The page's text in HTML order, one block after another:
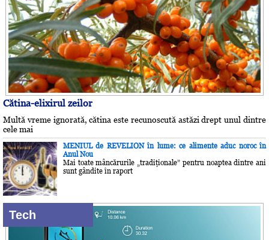
Cătina-elixirul zeilor
Multă vreme ignorată, cătina este recunoscută astăzi drept unul dintre
cele mai
MENIUL de REVELION în lume: ce alimente aduc noroc în
Anul Nou
Mai toate mâncărurile „tradiţionale” pentru noaptea dintre ani
sunt gândite în raport
Tech